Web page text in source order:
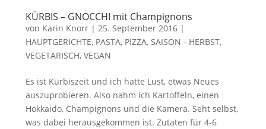
KÜRBIS – GNOCCHI mit Champignons
von Karin Knorr| 25. September 2016|
HAUPTGERICHTE, PASTA, PIZZA, SAISON - HERBST,
VEGETARISCH, VEGAN
Es ist Kürbiszeit und ich hatte Lust, etwas Neues
auszuprobieren. Also nahm ich Kartoffeln, einen
Hokkaido, Champignons und die Kamera. Seht selbst,
was dabei herausgekommen ist. Zutaten für 4-6